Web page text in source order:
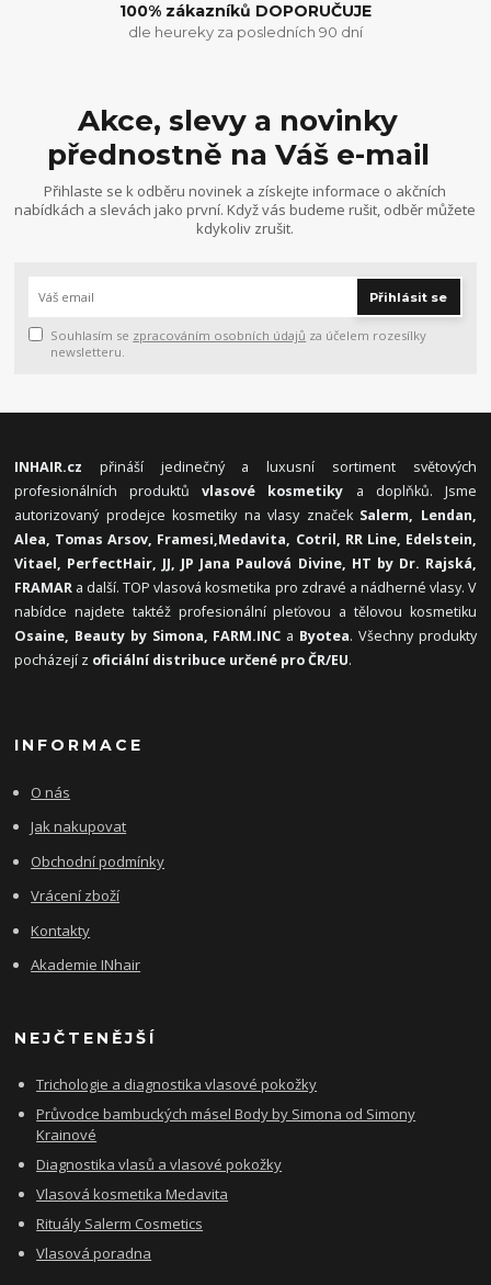
100% zákazníků DOPORUČUJE
dle heureky za posledních 90 dní
Akce, slevy a novinky
přednostně na Váš e-mail
Přihlaste se k odběru novinek a získejte informace o akčních
nabídkách a slevách jako první. Když vás budeme rušit, odběr můžete
kdykoliv zrušit.
Přihlásit se
Souhlasím se zpracováním osobních údajů za účelem rozesílky
newsletteru.
INHAIR.cz přináší jedinečný a luxusní sortiment světových
profesionálních produktůvlasové kosmetiky a doplňků. Jsme
autorizovaný prodejce kosmetiky na vlasy značek Salerm, Lendan,
Alea, Tomas Arsov, Framesi,Medavita, Cotril, RR Line, Edelstein,
Vitael, PerfectHair, JJ, JP Jana Paulová Divine, HT by Dr. Rajská,
FRAMAR a další. TOP vlasová kosmetika pro zdravé a nádherné vlasy. V
nabídce najdete taktéž profesionální pleťovou a tělovou kosmetiku
Osaine, Beauty by Simona, FARM.INC a Byotea. Všechny produkty
pocházejí z oficiální distribuce určené pro ČR/EU.
INFORMACE
O nás
Jak nakupovat
Obchodní podmínky
Vrácení zboží
Kontakty
Akademie INhair
NEJČTENĚJŠÍ
Trichologie a diagnostika vlasové pokožky
Průvodce bambuckých másel Body by Simona od Simony
Krainové
Diagnostika vlasů a vlasové pokožky
Vlasová kosmetika Medavita
Rituály Salerm Cosmetics
Vlasová poradna